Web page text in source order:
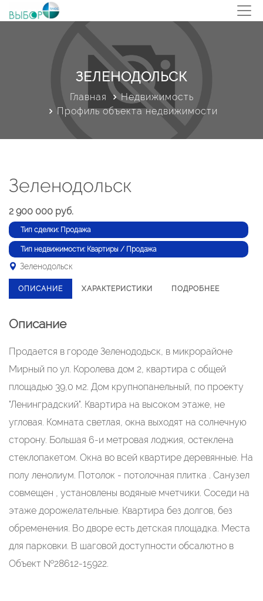
ЗЕЛЕНОДОЛЬСК
Главная
Недвижимость
Профиль объекта недвижимости
Зеленодольск
2 900 000 руб.
Тип сделки: Продажа
Тип недвижимости: Квартиры / Продажа
Зеленодольск
ОПИСАНИЕ ХАРАКТЕРИСТИКИ ПОДРОБНЕЕ
Описание
Продается в городе Зеленододьск, в микрорайоне
Мирный по ул. Королева дом 2, квартира с общей
площадью 39,0 м2. Дом крупнопанельный, по проекту
"Ленинградский". Квартира на высоком этаже, не
угловая. Комната светлая, окна выходят на солнечную
сторону. Большая 6-и метровая лоджия, остеклена
стеклопакетом. Окна во всей квартире деревянные. На
полу ленолиум. Потолок - потолочная плитка . Санузел
совмещен , установлены водяные мчетчики. Соседи на
этаже дорожелательные. Квартира без долгов, без
обременения. Во дворе есть детская площадка. Места
для парковки. В шаговой доступности обсалютно в
Объект №28612-15922.